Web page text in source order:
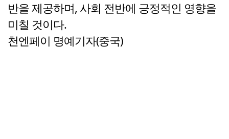
반을 제공하며, 사회 전반에 긍정적인 영향을
미칠 것이다.
천엔페이 명예기자(중국)